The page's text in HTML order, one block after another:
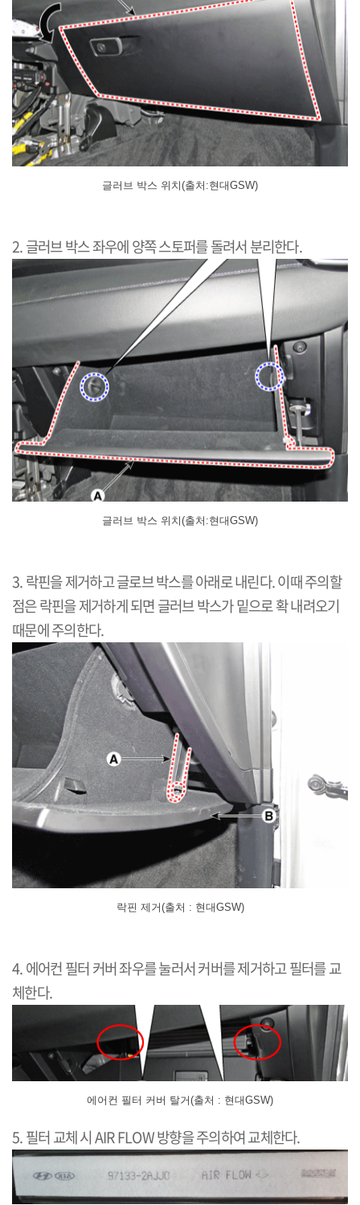
글러브 박스 위치(출처:현대GSW)
2. 글러브 박스 좌우에 양쪽 스토퍼를 돌려서 분리한다.
글러브 박스 위치(출처:현대GSW)
3. 락핀을 제거하고 글로브 박스를 아래로 내린다. 이때 주의할
점은 락핀을 제거하게 되면 글러브 박스가 밑으로 확 내려오기
때문에 주의한다.
락핀 제거(출처 : 현대GSW)
4. 에어컨 필터 커버 좌우를 눌러서 커버를 제거하고 필터를 교
체한다.
에어컨 필터 커버 탈거(출처 : 현대GSW)
5. 필터 교체 시 AIR FLOW 방향을 주의하여 교체한다.